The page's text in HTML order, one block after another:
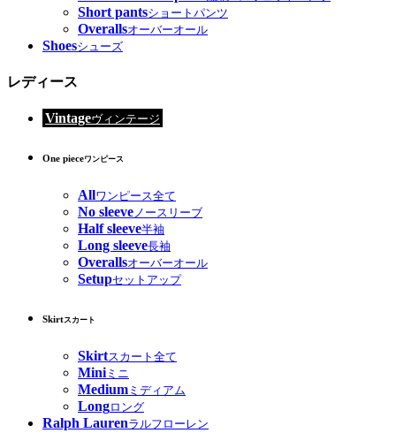
Short pantsショートパンツ
Overallsオーバーオール
Shoesシューズ
レディース
Vintageヴィンテージ
One pieceワンピース
Allワンピース全て
No sleeveノースリーブ
Half sleeve半袖
Long sleeve長袖
Overallsオーバーオール
Setupセットアップ
Skirtスカート
Skirtスカート全て
Miniミニ
Medium ミディアム
Longロング
Ralph Laurenラルフローレン